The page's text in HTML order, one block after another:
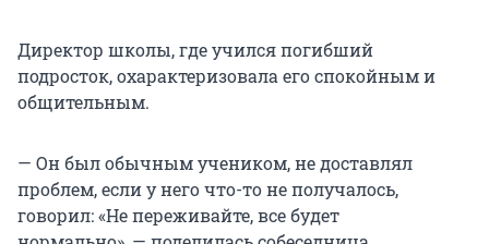
Директор школы, где учился погибший
подросток, охарактеризовала его спокойным и
общительным.
— Он был обычным учеником, не доставлял
проблем, если у него что-то не получалось,
говорил: «Не переживайте, все будет